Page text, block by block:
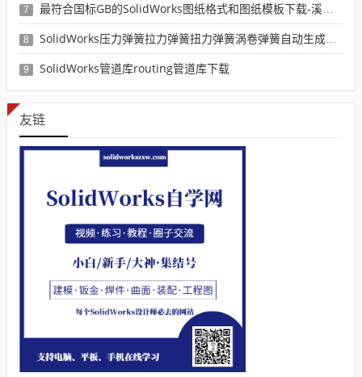
7 最符合国标GB的SolidWorks图纸格式和图纸模板下载-溪风专用版
8 SolidWorks压力弹簧拉力弹簧扭力弹簧涡卷弹簧自动生成宏程序下载
9 SolidWorks管道库routing管道库下载
友链